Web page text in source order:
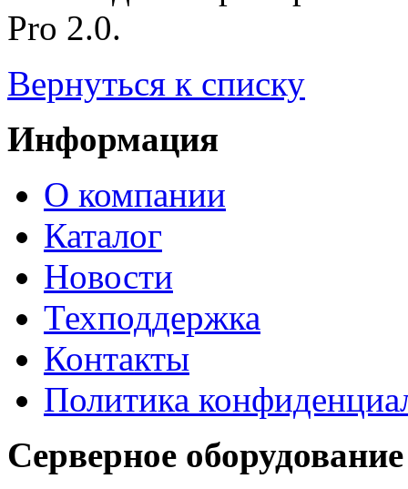
Pro 2.0.
Вернуться к списку
Информация
О компании
Каталог
Новости
Техподдержка
Контакты
Политика
Серверное оборудование